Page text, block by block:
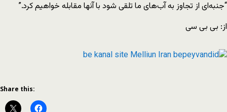
“جنبه‌ای از تجاوز به آب‌های ما تلقی شود با آنها مقابله خواهیم کرد.”
از: بی بی سی
Share this: